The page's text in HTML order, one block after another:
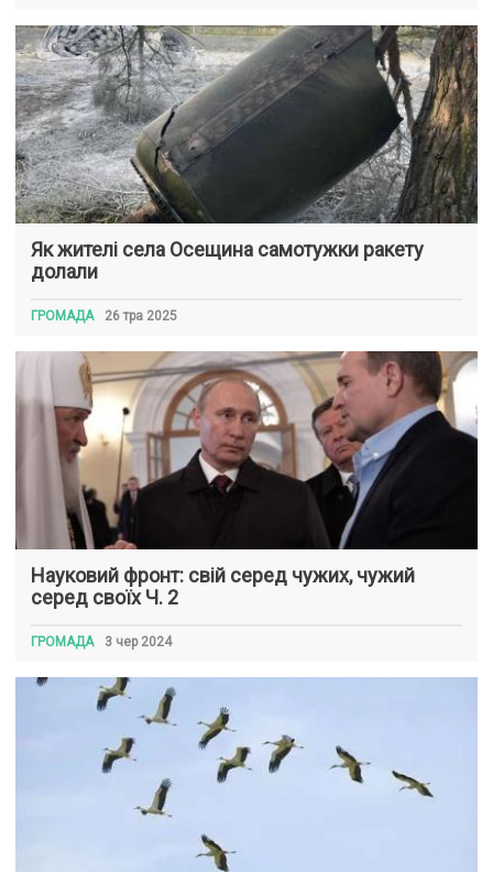
Як жителі села Осещина самотужки ракету
долали
ГРОМАДА 26 тра 2025
Науковий фронт: свій серед чужих, чужий
серед своїх Ч. 2
ГРОМАДА 3 чер 2024